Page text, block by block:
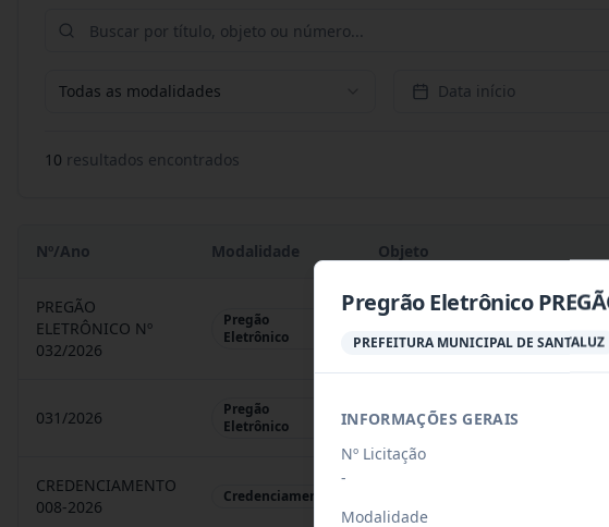
Todas as modalidades Data início
10 resultados encontrados
Nº/Ano Modalidade Objeto
PREGÃO
ELETRÔNICO Nº
032/2026
Pregão
Eletrônico
031/2026
Pregão
Eletrônico
REGISTRO DE PREÇOS PARA
CREDENCIAMENTO
008-2026
Credenciamento
Pregrão Eletrônico
PREFEITURA MUNICIPAL DE SANTALUZ
INFORMAÇÕES GERAIS
Nº Licitação
-
Modalidade